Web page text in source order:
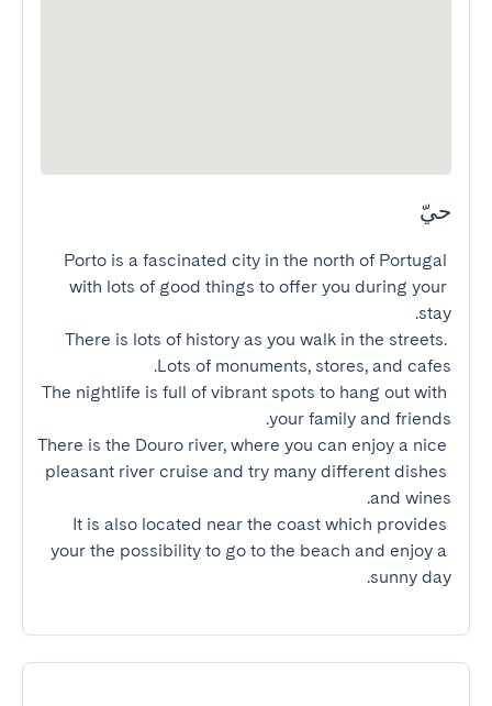
حيّ
Porto is a fascinated city in the north of Portugal
with lots of good things to offer you during your
There is lots of history as you walk in the streets.
The nightlife is full of vibrant spots to hang out with
There is the Douro river, where you can enjoy a nice
pleasant river cruise and try many different dishes
It is also located near the coast which provides
your the possibility to go to the beach and enjoy a
sunny day.